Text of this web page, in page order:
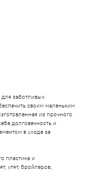
заботливых
своим маленьким
из прочного
долговечность и
в уходе за
пластика и
утят, бройлеров,